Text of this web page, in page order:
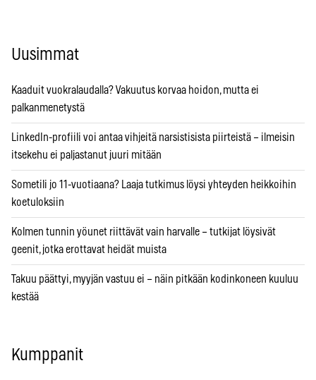
Uusimmat
Kaaduit vuokralaudalla? Vakuutus korvaa hoidon, mutta ei
palkanmenetystä
LinkedIn-profiili voi antaa vihjeitä narsistisista piirteistä – ilmeisin
itsekehu ei paljastanut juuri mitään
Sometili jo 11-vuotiaana? Laaja tutkimus löysi yhteyden heikkoihin
koetuloksiin
Kolmen tunnin yöunet riittävät vain harvalle – tutkijat löysivät
geenit, jotka erottavat heidät muista
Takuu päättyi, myyjän vastuu ei – näin pitkään kodinkoneen kuuluu
kestää
Kumppanit